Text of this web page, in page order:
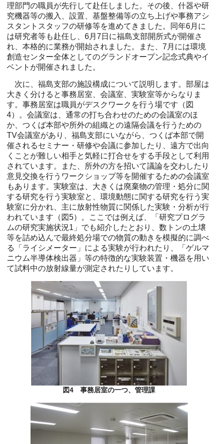
理部門の職員が先行して赴任しました。その後、什器や研
究機器等の搬入、設置、基盤整備等の立ち上げや事務アシ
スタントスタッフの研修等を進めてきました。同年6月に
は研究者等も赴任し、6月7日に福島支部開所式が開催さ
れ、本格的に業務が開始されました。また、7月には環境
創造センター全体としてのグランドオープン記念式典やイ
ベントが開催されました。
次に、福島支部の施設構成について説明します。部屋は
大きく分けると事務居室、会議室、実験室等からなりま
す。事務居室は職員がデスクワークを行う場です（図
4）。会議室は、通常の打ち合わせのための会議室のほ
か、つくば本部や所外の組織との遠隔会議を行うための
TV会議室があり、福島支部にいながら、つくば本部で開
催されるセミナー・研修や会議に参加したり、遠方で出向
くことが難しい相手と気軽に打合せをする手段として利用
されています。また、所外の方を招いて議論を交わしたり
意見交換を行うワークショップ等を開催するための会議室
もあります。実験室は、大きくは廃棄物の管理・処分に関
する研究を行う実験室と、環境動態に関する研究を行う実
験室に分かれ、主に放射性物質に関係した実験・分析が行
われています（図5）。ここでは例えば、「研究プログラ
ムの研究実施状況1」でも紹介したとおり、数トンの土壌
等を詰め込んで最終処分場での物質の動きを模擬的に調べ
る「ライシメーター」による実験が行われたり、「ゲルマ
ニウム半導体検出器」等の特徴的な実験装置・機器を用い
て試料中の放射線量が測定されたりしています。
図4 事務居室の一つ、管理課